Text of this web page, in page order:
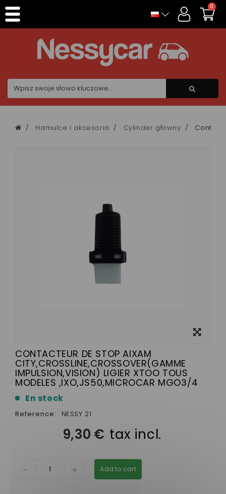
0
Hamulce i akcesoria Cylinder główny
CONTACTEUR DE STOP AIXAM
CITY,CROSSLINE,CROSSOVER(GAMME
IMPULSION,VISION) LIGIER XTOO TOUS
MODELES ,IXO,JS50,MICROCAR MGO3/4
En stock
Reference: NESSY 21
9,30 € tax incl.
Add to cart
Panel zarządzania plikami cookies